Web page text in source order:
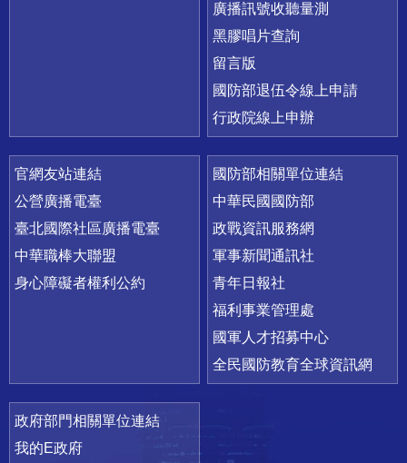
廣播訊號收聽量測
黑膠唱片查詢
留言版
國防部退伍令線上申請
行政院線上申辦
官網友站連結
公營廣播電臺
臺北國際社區廣播電臺
中華職棒大聯盟
身心障礙者權利公約
國防部相關單位連結
中華民國國防部
政戰資訊服務網
軍事新聞通訊社
青年日報社
福利事業管理處
國軍人才招募中心
全民國防教育全球資訊網
政府部門相關單位連結
我的E政府